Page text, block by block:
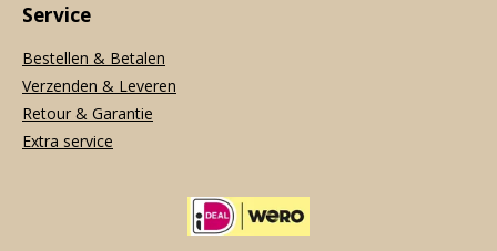
Service
Bestellen & Betalen
Verzenden & Leveren
Retour & Garantie
Extra service